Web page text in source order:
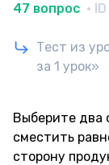
47 вопрос ·
Тест из
за 1 урок»
Выберите два
сместить
сторону